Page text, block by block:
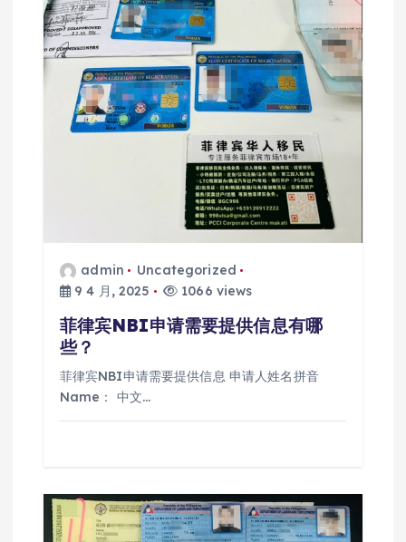
admin
Uncategorized
9 4 月, 2025
1066 views
菲律宾NBI申请需要提供信息有哪
些？
菲律宾NBI申请需要提供信息 申请人姓名拼音
Name： 中文…